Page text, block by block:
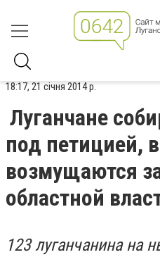
18:17, 21 січня 2014 р.
Луганчане
под петицией,
возмущаются
областной
123 луганчанина на